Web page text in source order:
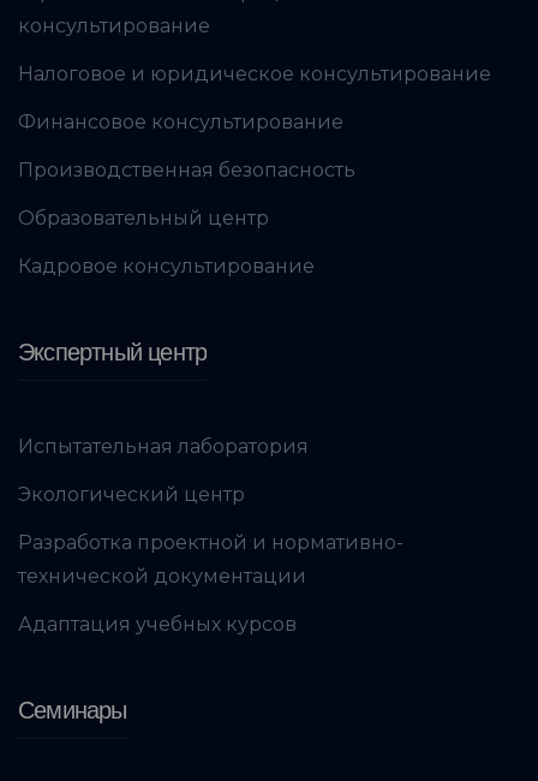
консультирование
Налоговое и юридическое консультирование
Финансовое консультирование
Производственная безопасность
Образовательный центр
Кадровое консультирование
Экспертный центр
Испытательная лаборатория
Экологический центр
Разработка проектной и нормативно-
технической документации
Адаптация учебных курсов
Семинары